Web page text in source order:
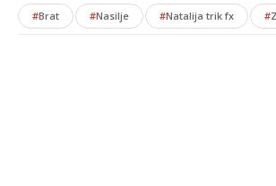
#Brat #Nasilje #Natalija trik fx #